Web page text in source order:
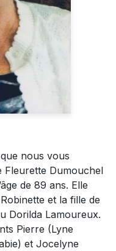
nous vous
Fleurette Dumouchel
de 89 ans. Elle
et la fille de
Dorilda Lamoureux.
Pierre (Lyne
et Jocelyne